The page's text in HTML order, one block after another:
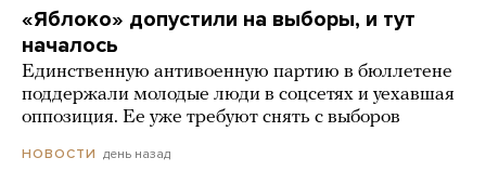
«Яблоко» допустили на выборы, и тут
началось
Единственную антивоенную партию в бюллетене
поддержали молодые люди в соцсетях и уехавшая
оппозиция. Ее уже требуют снять с выборов
НОВОСТИ день назад